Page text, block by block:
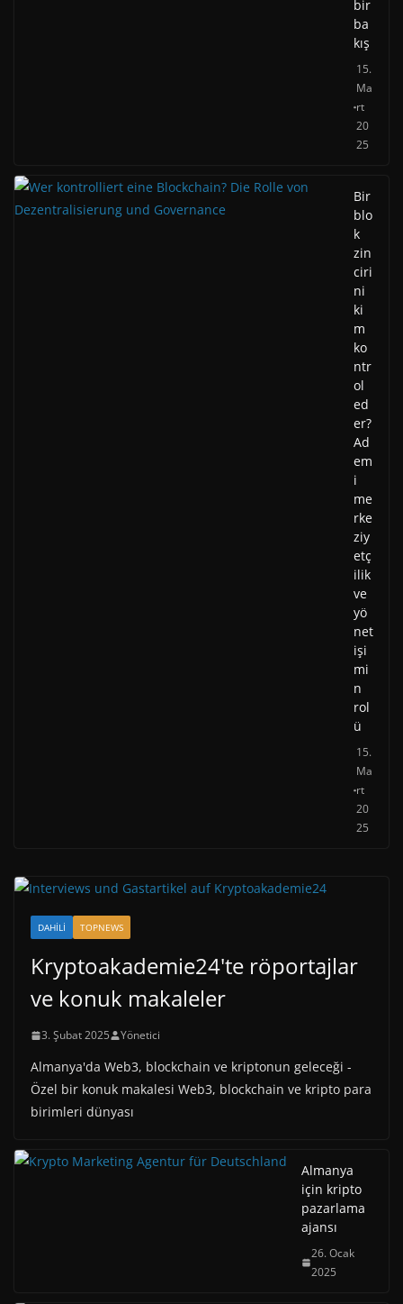
bir
ba
kış
15.
Ma
rt
20
25
Bir
blo
k
zin
ciri
ni
ki
m
ko
ntr
ol
ed
er?
Ad
em
i
me
rke
ziy
etç
ilik
ve
yö
net
işi
mi
n
rol
ü
15.
Ma
rt
20
25
DAHILI TOPNEWS
Kryptoakademie24'te röportajlar
ve konuk makaleler
3. Şubat 2025 Yönetici
Almanya'da Web3, blockchain ve kriptonun geleceği -
Özel bir konuk makalesi Web3, blockchain ve kripto para
birimleri dünyası
Almanya
için kripto
pazarlama
ajansı
26. Ocak
2025